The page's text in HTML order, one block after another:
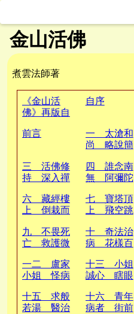
金山活佛
煮雲法師著
《金山活
佛》再版自
自序
前言
一 太滄和
尚 略說簡
三 活佛修
持 深入禪
四 誰念南
無 阿彌陀
六 藏經樓
上 倒栽而
七 寶塔頂
上 飛空跳
九 不畏死
亡 救護微
十 奇法治
病 花樣百
一二 盧家
小姐 怪病
十三 小姐
誠心 瞎眼
十五 求般
若湯 醫治
十六 青年
病者 街前